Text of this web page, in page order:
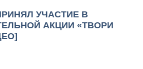
УЧАСТИЕ В
АКЦИИ «ТВОРИ